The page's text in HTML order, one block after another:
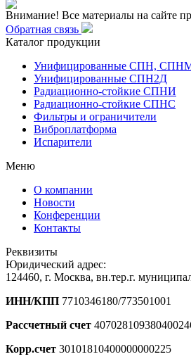
Внимание! Все материалы на сайте
Обратная связь
Каталог продукции
Унифицированные СПН,
Унифицированные СПН2Д
Радиационно-стойкие СПНИ
Радиационно-стойкие СПНС
Фильтры и ограничители
Виброплатформа
Испарители
Меню
О компании
Новости
Конференции
Контакты
Реквизиты
Юридический адрес:
124460, г. Москва, вн.тер.г.
ИНН/КПП 7710346180/773501001
Рассчетный счет
Корр.счет 30101810400000000225